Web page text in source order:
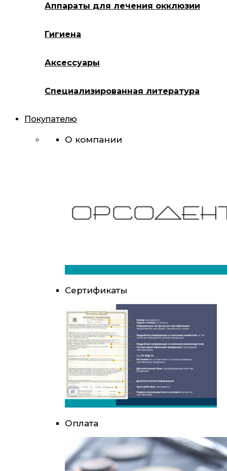
Аппараты для лечения окклюзии
Гигиена
Аксессуары
Специализированная литература
Покупателю
О компании
Сертификаты
Оплата